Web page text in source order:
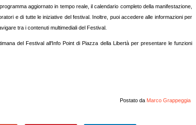
aggiornato in tempo reale, il calendario completo della manifestazione,
e di tutte le iniziative del festival. Inoltre, puoi accedere alle informazioni per
tra i contenuti multimediali del Festival.
del Festival all'Info Point di Piazza della Libertà per presentare le funzioni
Postato da Marco Grappeggia